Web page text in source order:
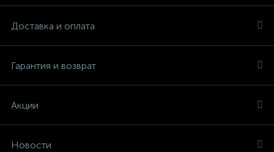
Доставка и оплата
Гарантия и возврат
Акции
Новости